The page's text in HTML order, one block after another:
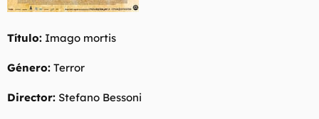
Título: Imago mortis
Género: Terror
Director: Stefano Bessoni